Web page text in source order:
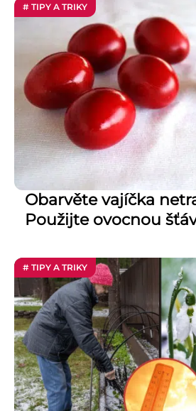
# TIPY A TRIKY
Obarvěte vajíčka
Použijte ovocnou
# TIPY A TRIKY